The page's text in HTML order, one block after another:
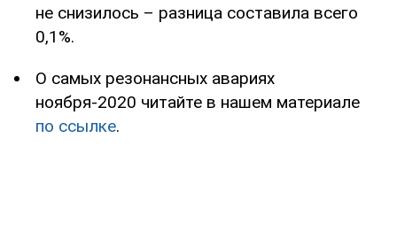
не снизилось – разница составила всего
0,1%.
О самых резонансных авариях
ноября-2020 читайте в нашем материале
по ссылке.